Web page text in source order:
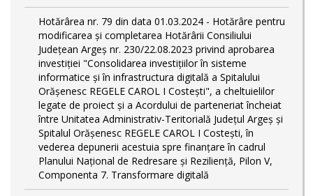
Hotărârea nr. 79 din data 01.03.2024 - Hotărâre pentru
modificarea și completarea Hotărârii Consiliului
Județean Argeș nr. 230/22.08.2023 privind aprobarea
investiției "Consolidarea investițiilor în sisteme
informatice și în infrastructura digitală a Spitalului
Orășenesc REGELE CAROL I Costești", a cheltuielilor
legate de proiect și a Acordului de parteneriat încheiat
între Unitatea Administrativ-Teritorială Județul Argeș și
Spitalul Orășenesc REGELE CAROL I Costești, în
vederea depunerii acestuia spre finanțare în cadrul
Planului Național de Redresare și Reziliență, Pilon V,
Componenta 7. Transformare digitală